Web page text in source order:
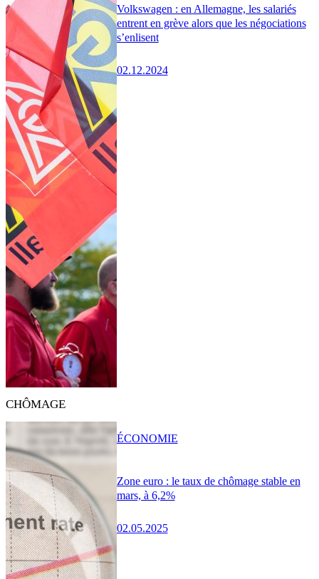
Volkswagen : en Allemagne, les salariés
entrent en grève alors que les négociations
s’enlisent
02.12.2024
CHÔMAGE
Zone euro : le taux de chômage stable en
mars, à 6,2%
02.05.2025
ÉCONOMIE